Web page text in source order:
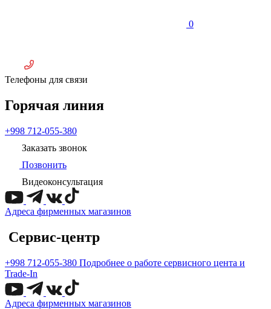
0
Телефоны для связи
Горячая линия
+998 712-055-380
Заказать звонок
Позвонить
Видеоконсультация
Адреса фирменных магазинов
Сервис-центр
+998 712-055-380 Подробнее о работе сервисного цента и
Trade-In
Адреса фирменных магазинов